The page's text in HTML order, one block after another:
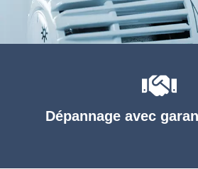
Dépannage avec